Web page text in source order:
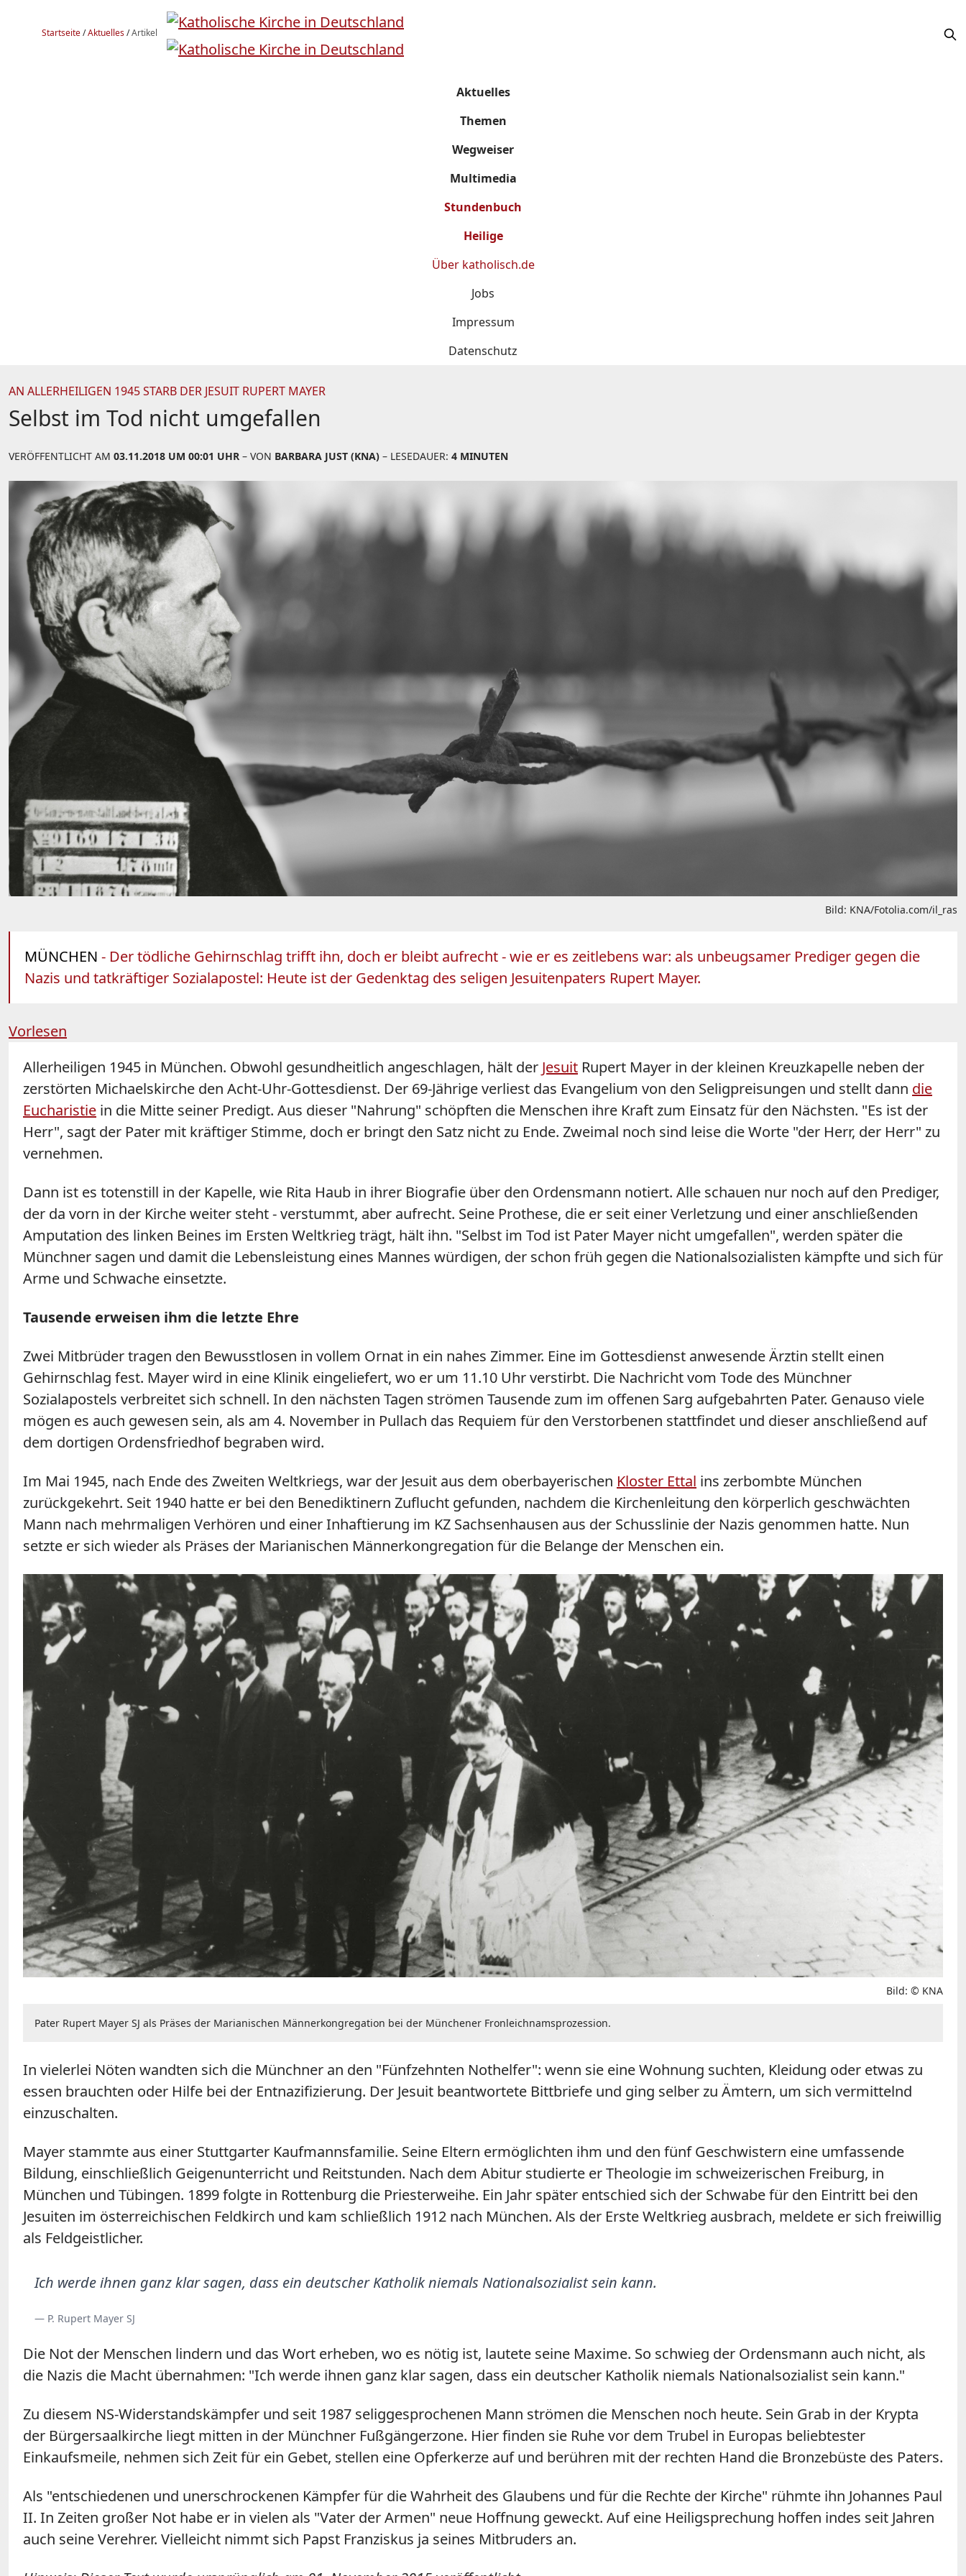
Startseite/Aktuelles/Artikel
Aktuelles
Themen
Wegweiser
Multimedia
Stundenbuch
Heilige
Über katholisch.de
Jobs
Impressum
Datenschutz
AN ALLERHEILIGEN 1945 STARB DER JESUIT RUPERT MAYER
Selbst im Tod nicht umgefallen
VERÖFFENTLICHT AM 03.11.2018 UM 00:01 UHR – VON BARBARA JUST (KNA) – LESEDAUER: 4 MINUTEN
Bild: KNA/Fotolia.com/il_ras
MÜNCHEN - Der tödliche Gehirnschlag trifft ihn, doch er bleibt aufrecht - wie er es zeitlebens war: als unbeugsamer Prediger gegen die
Nazis und tatkräftiger Sozialapostel: Heute ist der Gedenktag des seligen Jesuitenpaters Rupert Mayer.
Vorlesen
Allerheiligen 1945 in München. Obwohl gesundheitlich angeschlagen, hält der Jesuit Rupert Mayer in der kleinen Kreuzkapelle neben der
zerstörten Michaelskirche den Acht-Uhr-Gottesdienst. Der 69-Jährige verliest das Evangelium von den Seligpreisungen und stellt dann die
Eucharistie in die Mitte seiner Predigt. Aus dieser "Nahrung" schöpften die Menschen ihre Kraft zum Einsatz für den Nächsten. "Es ist der
Herr", sagt der Pater mit kräftiger Stimme, doch er bringt den Satz nicht zu Ende. Zweimal noch sind leise die Worte "der Herr, der Herr" zu
vernehmen.
Dann ist es totenstill in der Kapelle, wie Rita Haub in ihrer Biografie über den Ordensmann notiert. Alle schauen nur noch auf den Prediger,
der da vorn in der Kirche weiter steht - verstummt, aber aufrecht. Seine Prothese, die er seit einer Verletzung und einer anschließenden
Amputation des linken Beines im Ersten Weltkrieg trägt, hält ihn. "Selbst im Tod ist Pater Mayer nicht umgefallen", werden später die
Münchner sagen und damit die Lebensleistung eines Mannes würdigen, der schon früh gegen die Nationalsozialisten kämpfte und sich für
Arme und Schwache einsetzte.
Tausende erweisen ihm die letzte Ehre
Zwei Mitbrüder tragen den Bewusstlosen in vollem Ornat in ein nahes Zimmer. Eine im Gottesdienst anwesende Ärztin stellt einen
Gehirnschlag fest. Mayer wird in eine Klinik eingeliefert, wo er um 11.10 Uhr verstirbt. Die Nachricht vom Tode des Münchner
Sozialapostels verbreitet sich schnell. In den nächsten Tagen strömen Tausende zum im offenen Sarg aufgebahrten Pater. Genauso viele
mögen es auch gewesen sein, als am 4. November in Pullach das Requiem für den Verstorbenen stattfindet und dieser anschließend auf
dem dortigen Ordensfriedhof begraben wird.
Im Mai 1945, nach Ende des Zweiten Weltkriegs, war der Jesuit aus dem oberbayerischen Kloster Ettal ins zerbombte München
zurückgekehrt. Seit 1940 hatte er bei den Benediktinern Zuflucht gefunden, nachdem die Kirchenleitung den körperlich geschwächten
Mann nach mehrmaligen Verhören und einer Inhaftierung im KZ Sachsenhausen aus der Schusslinie der Nazis genommen hatte. Nun
setzte er sich wieder als Präses der Marianischen Männerkongregation für die Belange der Menschen ein.
Bild: © KNA
Pater Rupert Mayer SJ als Präses der Marianischen Männerkongregation bei der Münchener Fronleichnamsprozession.
In vielerlei Nöten wandten sich die Münchner an den "Fünfzehnten Nothelfer": wenn sie eine Wohnung suchten, Kleidung oder etwas zu
essen brauchten oder Hilfe bei der Entnazifizierung. Der Jesuit beantwortete Bittbriefe und ging selber zu Ämtern, um sich vermittelnd
einzuschalten.
Mayer stammte aus einer Stuttgarter Kaufmannsfamilie. Seine Eltern ermöglichten ihm und den fünf Geschwistern eine umfassende
Bildung, einschließlich Geigenunterricht und Reitstunden. Nach dem Abitur studierte er Theologie im schweizerischen Freiburg, in
München und Tübingen. 1899 folgte in Rottenburg die Priesterweihe. Ein Jahr später entschied sich der Schwabe für den Eintritt bei den
Jesuiten im österreichischen Feldkirch und kam schließlich 1912 nach München. Als der Erste Weltkrieg ausbrach, meldete er sich freiwillig
als Feldgeistlicher.
Ich werde ihnen ganz klar sagen, dass ein deutscher Katholik niemals Nationalsozialist sein kann.
— P. Rupert Mayer SJ
Die Not der Menschen lindern und das Wort erheben, wo es nötig ist, lautete seine Maxime. So schwieg der Ordensmann auch nicht, als
die Nazis die Macht übernahmen: "Ich werde ihnen ganz klar sagen, dass ein deutscher Katholik niemals Nationalsozialist sein kann."
Zu diesem NS-Widerstandskämpfer und seit 1987 seliggesprochenen Mann strömen die Menschen noch heute. Sein Grab in der Krypta
der Bürgersaalkirche liegt mitten in der Münchner Fußgängerzone. Hier finden sie Ruhe vor dem Trubel in Europas beliebtester
Einkaufsmeile, nehmen sich Zeit für ein Gebet, stellen eine Opferkerze auf und berühren mit der rechten Hand die Bronzebüste des Paters.
Als "entschiedenen und unerschrockenen Kämpfer für die Wahrheit des Glaubens und für die Rechte der Kirche" rühmte ihn Johannes Paul
II. In Zeiten großer Not habe er in vielen als "Vater der Armen" neue Hoffnung geweckt. Auf eine Heiligsprechung hoffen indes seit Jahren
auch seine Verehrer. Vielleicht nimmt sich Papst Franziskus ja seines Mitbruders an.